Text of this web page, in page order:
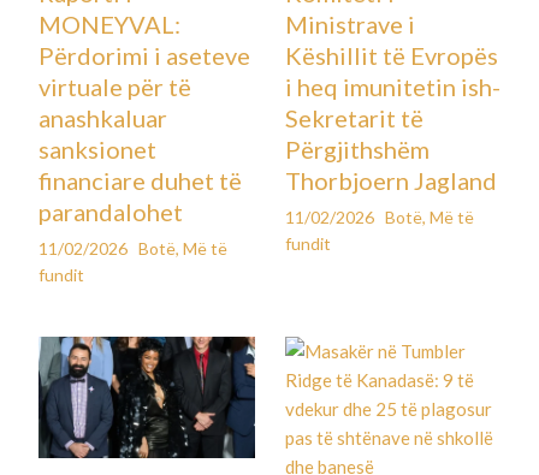
MONEYVAL:
Përdorimi i aseteve
virtuale për të
anashkaluar
sanksionet
financiare duhet të
parandalohet
11/02/2026 Botë,Më të
fundit
Ministrave i
Këshillit të Evropës
i heq imunitetin ish-
Sekretarit të
Përgjithshëm
Thorbjoern Jagland
11/02/2026 Botë, Më të
fundit